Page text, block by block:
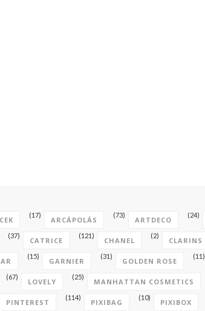
(17)
ARCÁPOLÁS
(73)
ARTDECO
(24)
(37)
CATRICE
(121)
CHANEL
(2)
CLARINS
(15)
GARNIER
(31)
GOLDEN ROSE
(11)
(67)
LOVELY
(25)
MANHATTAN COSMETICS
PINTEREST
(114)
PIXIBAG
(10)
PIXIBOX